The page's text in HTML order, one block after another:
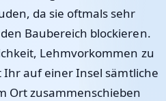
da sie oftmals sehr
Baubereich blockieren.
Lehmvorkommen zu
auf einer Insel sämtliche
Ort zusammenschieben